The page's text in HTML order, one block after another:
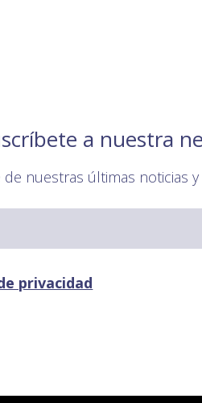
a nuestra
nuestras últimas noticias
privacidad